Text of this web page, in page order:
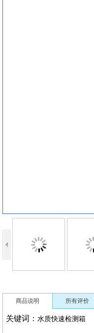
商品说明 所有评价
关键词： 水质快速检测箱